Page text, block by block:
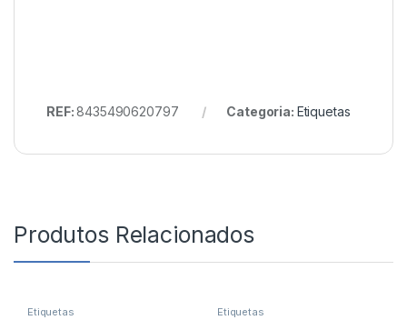
REF:8435490620797 Categoria: Etiquetas
Produtos Relacionados
Etiquetas Etiquetas